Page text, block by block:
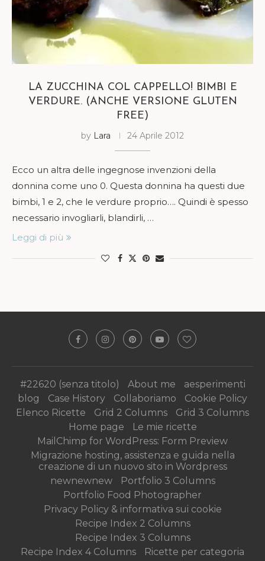
LA ZUCCHINA COL CAPPELLO! BIMBI E
VERDURE. (ANCHE VERSIONE GLUTEN
FREE)
by Lara 24 Aprile 2012
Ecco un altra delle ingegnose invenzioni della
donnina come uno 0. Questa donnina ha questi due
bimbi, 1 e 2, che le verdure proprio…. Quindi è spesso
necessario invogliarli, blandirli, …
Leggi di più
#22620 (senza titolo) About me
aesperimenti
blog
Case History Collaboriamo
Cookie Policy
Elenco Ricette
Grid 2 Columns
Grid 3 Columns
Home page
Le mie ricette
MailChimp for WordPress: Form Preview
Migrazione hosting, assistenza e guida nella
creazione di un nuovo sito in Wordpress
newnewnew
Portfolio 3 Columns
Portfolio Food Photographer
Privacy Policy & informativa sui cookie
Recipe Index 2 Columns
Recipe Index 3 Columns
Recipe Index 4 Columns
Ricette per categoria